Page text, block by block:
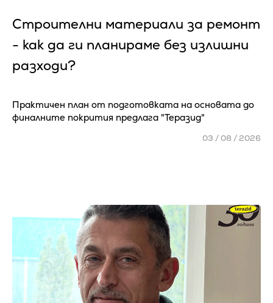
Строителни материали за ремонт
- как да ги планираме без излишни
разходи?
Практичен план от подготовката на основата до
финалните покрития предлага "Теразид"
03 / 08 / 2026